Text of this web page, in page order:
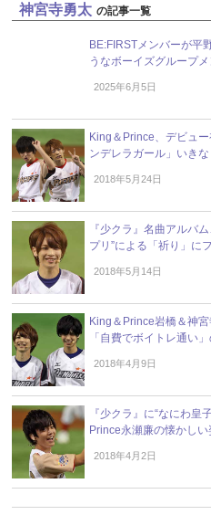
神宮寺勇太 の記事一覧
BE:FIRSTメンバーが
うなボーイズグループ
2025年6月5日
King＆Prince、デビュ
ンデレラガール」いき
2018年5月24日
『少クラ』名曲アルバ
プリ”による「祈り」に
2018年5月14日
King＆Prince岩橋＆神
「自費でボイトレ通い
2018年4月9日
『少クラ』に“なにわ
Prince永瀬廉の懐かし
2018年4月2日